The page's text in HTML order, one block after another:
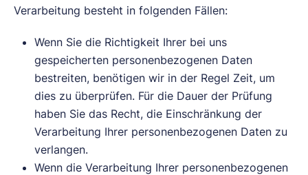
Verarbeitung besteht in folgenden Fällen:
Wenn Sie die Richtigkeit Ihrer bei uns
gespeicherten personenbezogenen Daten
bestreiten, benötigen wir in der Regel Zeit, um
dies zu überprüfen. Für die Dauer der Prüfung
haben Sie das Recht, die Einschränkung der
Verarbeitung Ihrer personenbezogenen Daten zu
verlangen.
Wenn die Verarbeitung Ihrer personenbezogenen